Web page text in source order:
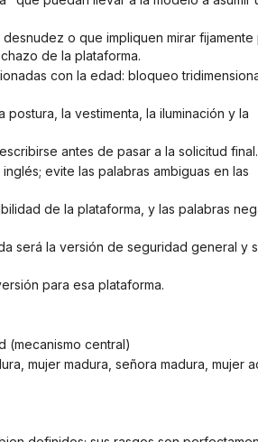
de la plataforma.
antes de pasar a la solicitud final.
para esa plataforma.
(mecanismo central)